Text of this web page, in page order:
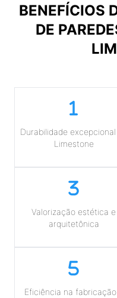
BENEFÍCIOS
DE
Durabilidade
Limestone
Valorização estética e
arquitetônica
Eficiência na